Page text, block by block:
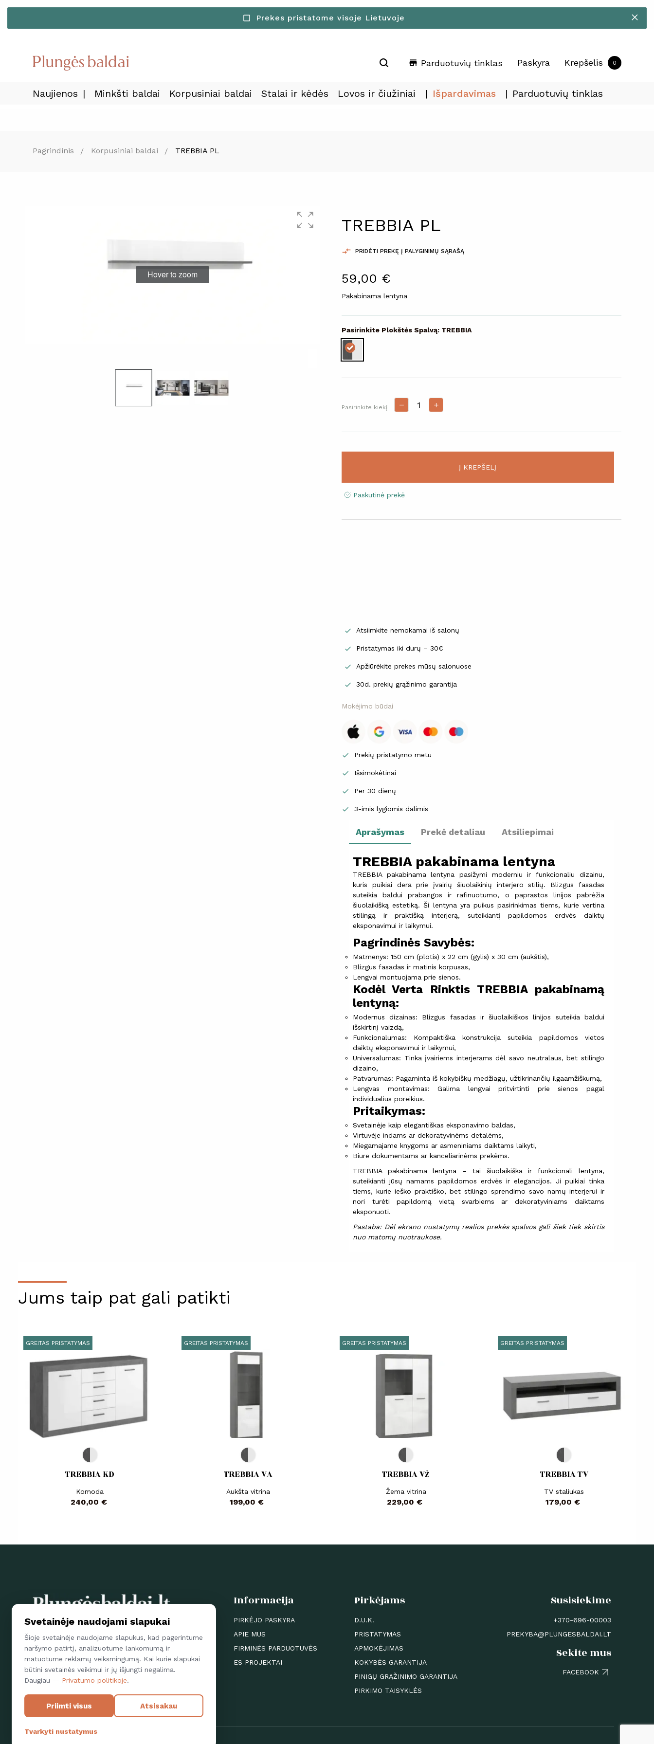
check_box_outline_blank Prekes pristatome visoje Lietuvoje
30-ies dienų pinigu grąžinimo garantija
store Parduotuvių tinklas Paskyra Krepšelis 0
Naujienos Minkšti baldai Korpusiniai baldai Stalai ir kėdės Lovos ir čiužiniai Išpardavimas Parduotuvių tinklas
Pagrindinis Korpusiniai baldai TREBBIA PL
Hover to zoom
TREBBIA PL
 PRIDĖTI PREKĘ Į PALYGINIMŲ SĄRAŠĄ
59,00 €
Pakabinama lentyna
Pasirinkite Plokštės Spalvą: TREBBIA
Pasirinkite kiekį
Į KREPŠELĮ
Paskutinė prekė
 Atsiimkite nemokamai iš salonų
 Pristatymas iki durų – 30€
 Apžiūrėkite prekes mūsų salonuose
 30d. prekių grąžinimo garantija
Mokėjimo būdai
 Prekių pristatymo metu
 Išsimokėtinai
 Per 30 dienų
 3-imis lygiomis dalimis
Aprašymas Prekė detaliau Atsiliepimai
TREBBIA pakabinama lentyna
TREBBIA pakabinama lentyna pasižymi moderniu ir funkcionaliu dizainu,
kuris puikiai dera prie įvairių šiuolaikinių interjero stilių. Blizgus fasadas
suteikia baldui prabangos ir rafinuotumo, o paprastos linijos pabrėžia
šiuolaikišką estetiką. Ši lentyna yra puikus pasirinkimas tiems, kurie vertina
stilingą ir praktišką interjerą, suteikiantį papildomos erdvės daiktų
eksponavimui ir laikymui.
Pagrindinės Savybės:
Matmenys: 150 cm (plotis) x 22 cm (gylis) x 30 cm (aukštis),
Blizgus fasadas ir matinis korpusas,
Lengvai montuojama prie sienos.
Kodėl Verta Rinktis TREBBIA pakabinamą
lentyną:
Modernus dizainas: Blizgus fasadas ir šiuolaikiškos linijos suteikia baldui
išskirtinį vaizdą,
Funkcionalumas: Kompaktiška konstrukcija suteikia papildomos vietos
daiktų eksponavimui ir laikymui,
Universalumas: Tinka įvairiems interjerams dėl savo neutralaus, bet stilingo
dizaino,
Patvarumas: Pagaminta iš kokybiškų medžiagų, užtikrinančių ilgaamžiškumą,
Lengvas montavimas: Galima lengvai pritvirtinti prie sienos pagal
individualius poreikius.
Pritaikymas:
Svetainėje kaip elegantiškas eksponavimo baldas,
Virtuvėje indams ar dekoratyvinėms detalėms,
Miegamajame knygoms ar asmeniniams daiktams laikyti,
Biure dokumentams ar kanceliarinėms prekėms.
TREBBIA pakabinama lentyna – tai šiuolaikiška ir funkcionali lentyna,
suteikianti jūsų namams papildomos erdvės ir elegancijos. Ji puikiai tinka
tiems, kurie ieško praktiško, bet stilingo sprendimo savo namų interjerui ir
nori turėti papildomą vietą svarbiems ar dekoratyviniams daiktams
eksponuoti.
Pastaba: Dėl ekrano nustatymų realios prekės spalvos gali šiek tiek skirtis
nuo matomų nuotraukose.
Jums taip pat gali patikti
GREITAS PRISTATYMAS
TREBBIA KD
Komoda
Kaina
240,00 €
GREITAS PRISTATYMAS
TREBBIA VA
Aukšta vitrina
Kaina
199,00 €
GREITAS PRISTATYMAS
TREBBIA VŽ
Žema vitrina
Kaina
229,00 €
GREITAS PRISTATYMAS
TREBBIA TV
TV staliukas
Kaina
179,00 €
Parsisiųskite Plungės baldų mob. aplikaciją ir papildytos
realybės pagalba apžiūrėkite kaip mūsų gaminiai atrodo
Jūsų namuose
Informacija
PIRKĖJO PASKYRA
APIE MUS
FIRMINĖS PARDUOTUVĖS
ES PROJEKTAI
Pirkėjams
D.U.K.
PRISTATYMAS
APMOKĖJIMAS
KOKYBĖS GARANTIJA
PINIGŲ GRĄŽINIMO GARANTIJA
PIRKIMO TAISYKLĖS
Susisiekime
+370-696-00003
PREKYBA@PLUNGESBALDAI.LT
Sekite mus
FACEBOOK
Svetainėje naudojami slapukai
Šioje svetainėje naudojame slapukus, kad pagerintume
naršymo patirtį, analizuotume lankomumą ir
matuotume reklamų veiksmingumą. Kai kurie slapukai
būtini svetainės veikimui ir jų išjungti negalima.
Daugiau — Privatumo politikoje.
Priimti visus Atsisakau
Tvarkyti nustatymus